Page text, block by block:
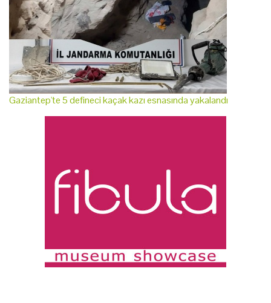
Gaziantep'te 5 defineci kaçak kazı esnasında yakalandı